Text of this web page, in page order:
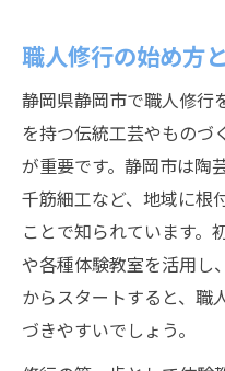
職人修行の始め方
静岡県静岡市で職人修行
を持つ伝統工芸やものづ
が重要です。静岡市は陶
千筋細工など、地域に根
ことで知られています。
や各種体験教室を活用し
からスタートすると、職
づきやすいでしょう。